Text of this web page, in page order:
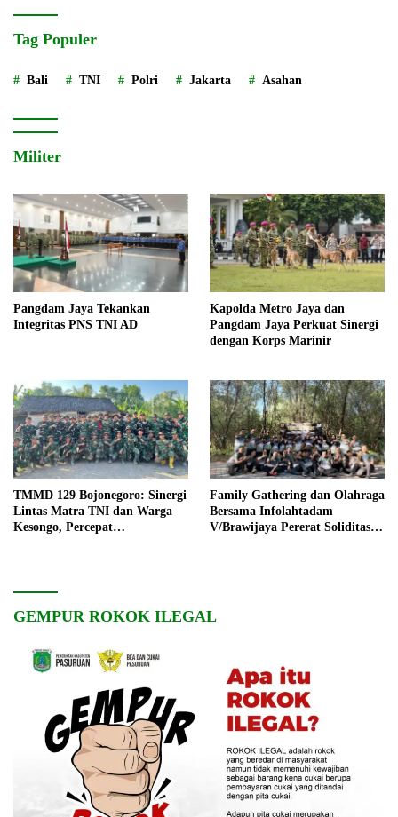
Tag Populer
Bali TNI Polri Jakarta Asahan
Militer
Pangdam Jaya Tekankan
Integritas PNS TNI AD
Kapolda Metro Jaya dan
Pangdam Jaya Perkuat Sinergi
dengan Korps Marinir
TMMD 129 Bojonegoro: Sinergi
Lintas Matra TNI dan Warga
Kesongo, Percepat
Family Gathering dan Olahraga
Bersama Infolahtadam
V/Brawijaya Pererat Soliditas
GEMPUR ROKOK ILEGAL